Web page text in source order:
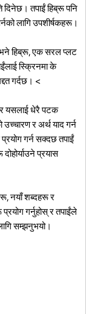
दिनेछ। तपाईं हिब्रू पनि
लागि उपशीर्षकहरू।
भने हिब्रू, एक सरल प्लट
स्क्रिनमा के
गर्दछ। <
र यसलाई धेरै पटक
र अर्थ याद गर्न
गर्न सक्दछ तपाईं
प्रयास
नयाँ शब्दहरू र
गर्नुहोस् र तपाईंले
सम्झनुभयो।